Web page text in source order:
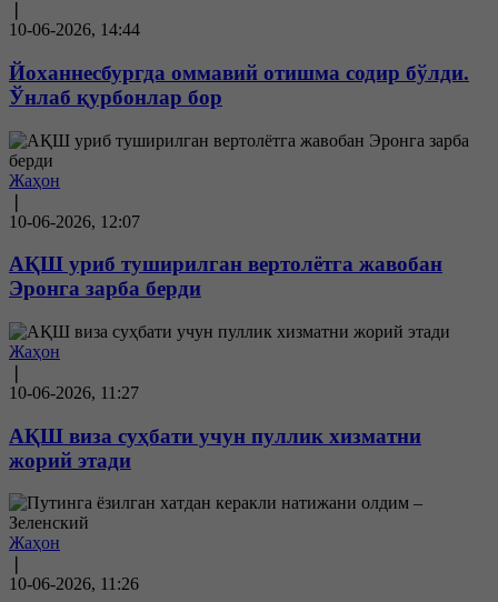
10-06-2026, 14:44
Йоханнесбургда оммавий отишма содир бўлди.
Ўнлаб қурбонлар бор
Жаҳон
10-06-2026, 12:07
АҚШ уриб туширилган вертолётга жавобан
Эронга зарба берди
Жаҳон
10-06-2026, 11:27
АҚШ виза суҳбати учун пуллик хизматни
жорий этади
Жаҳон
10-06-2026, 11:26